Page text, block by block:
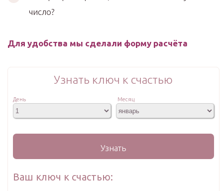
число?
Для удобства мы сделали форму расчёта
Узнать ключ к счастью
День Месяц
Узнать
Ваш ключ к счастью: